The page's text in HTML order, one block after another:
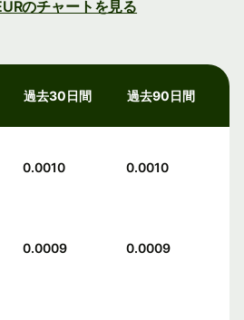
のチャートを見る
過去30日間 過去90日間
0.0010 0.0010
0.0009 0.0009